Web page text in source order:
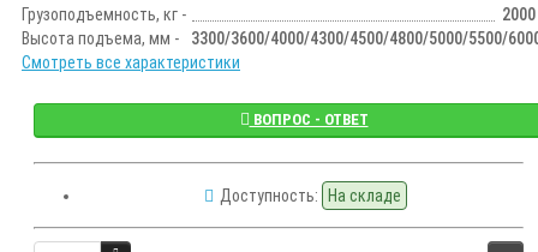
Грузоподъемность, кг -
2000
Высота подъема, мм -
3300/3600/4000/4300/4500/4800/5000/5500/
Смотреть все характеристики
ВОПРОС - ОТВЕТ
Доступность: На складе